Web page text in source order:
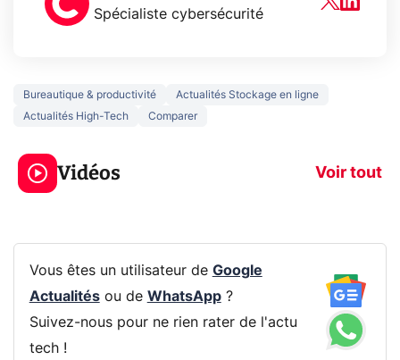
Spécialiste cybersécurité
Bureautique & productivité
Actualités Stockage en ligne
Actualités High-Tech
Comparer
Vidéos Voir tout
5 générations de
jeux dans la
prochaine Xbox !
navigation
Vous êtes un utilisateur de Google
Actualitésou de WhatsApp?
Suivez-nous pour ne rien rater de l'actu
tech !